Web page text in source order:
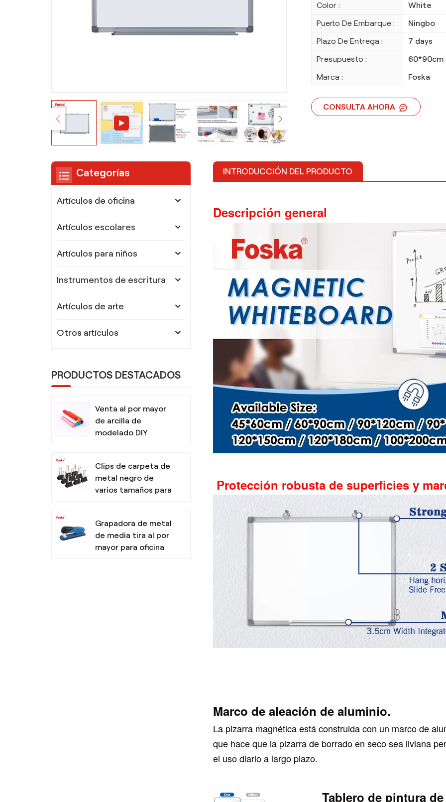
Color : White
Puerto De Embarque : Ningbo
Plazo De Entrega : 7 days
Presupuesto : 60*90cm
Marca : Foska
CONSULTA AHORA
INTRODUCCIÓN DEL PRODUCTO
Descripción general
Protección robusta de superficies y
Marco de aleación de aluminio.
La pizarra magnética está construida con un marco de
que hace que la pizarra de borrado en seco sea liviana
el uso diario a largo plazo.
Tablero de pintura
Categorías
Artículos de oficina
Artículos escolares
Artículos para niños
Instrumentos de escritura
Artículos de arte
Otros artículos
PRODUCTOS DESTACADOS
Venta al por mayor
de arcilla de
modelado DIY
herramientas
Clips de carpeta de
metal negro de
varios tamaños para
Grapadora de metal
de media tira al por
mayor para oficina